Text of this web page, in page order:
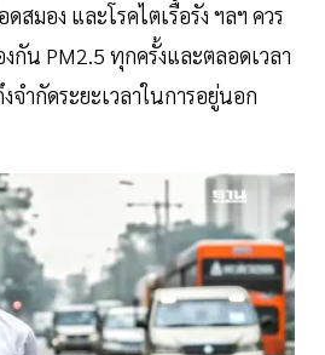
สมอง และโรคไตเรื้อรัง ฯลฯ ควร
กัน PM2.5 ทุกครั้งและตลอดเวลา
จำกัดระยะเวลาในการอยู่นอก